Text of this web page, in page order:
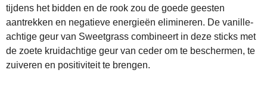
tijdens het bidden en de rook zou de goede geesten
aantrekken en negatieve energieën elimineren. De vanille-
achtige geur van Sweetgrass combineert in deze sticks met
de zoete kruidachtige geur van ceder om te beschermen, te
zuiveren en positiviteit te brengen.